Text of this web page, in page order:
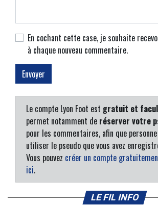
En cochant cette case, je souhaite
à chaque nouveau commentaire.
Le compte Lyon Foot est gratuit et
permet notamment de réserver votre
pour les commentaires, afin que
utiliser le pseudo que vous avez
Vous pouvez créer un compte
ici.
LE FIL INFO